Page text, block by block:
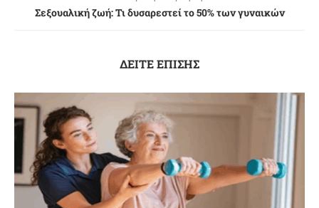
Σεξουαλική ζωή: Τι δυσαρεστεί το 50% των γυναικών
ΔΕΙΤΕ ΕΠΙΣΗΣ